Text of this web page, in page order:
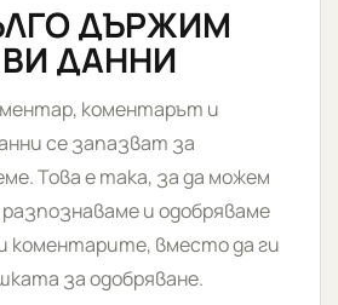
ДЪРЖИМ
ДАННИ
коментарът и
се запазват за
Това е така, за да можем
и одобряваме
коментарите, вместо да ги
за одобряване.